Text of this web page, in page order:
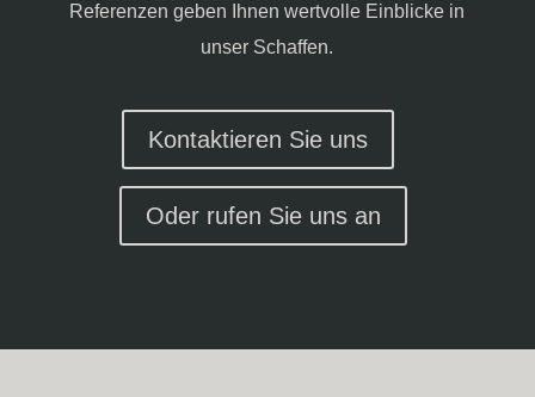
Referenzen geben Ihnen wertvolle Einblicke in
unser Schaffen.
Kontaktieren Sie uns
Oder rufen Sie uns an